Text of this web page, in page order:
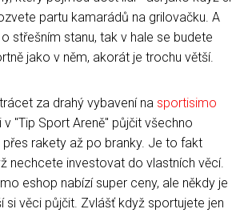
partu kamarádů na grilovačku. A
střešním stanu, tak v hale se budete
jako v něm, akorát je trochu větší.
za drahý vybavení na sportisimo
v "Tip Sport Areně" půjčit všechno
rakety až po branky. Je to fakt
nechcete investovat do vlastních věcí.
eshop nabízí super ceny, ale někdy je
si věci půjčit. Zvlášť když sportujete jen